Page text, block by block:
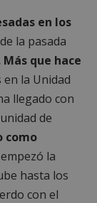
en los
la pasada
que hace
la Unidad
llegado con
de
como
la
hasta los
con el